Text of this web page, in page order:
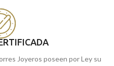
"Cachita"
borde con bisel. Patrona de Cuba, que
podrás llevarla siempre contigo en esta
joya atemporal y duradera para
siempre.Joyeros poseen por Ley su